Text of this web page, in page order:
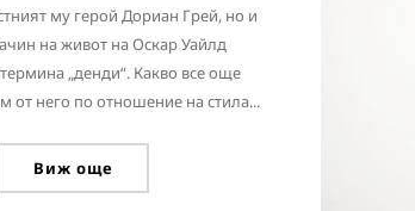
му герой Дориан Грей, но и
на живот на Оскар Уайлд
„денди“. Какво все още
от него по отношение на стила...
Виж още